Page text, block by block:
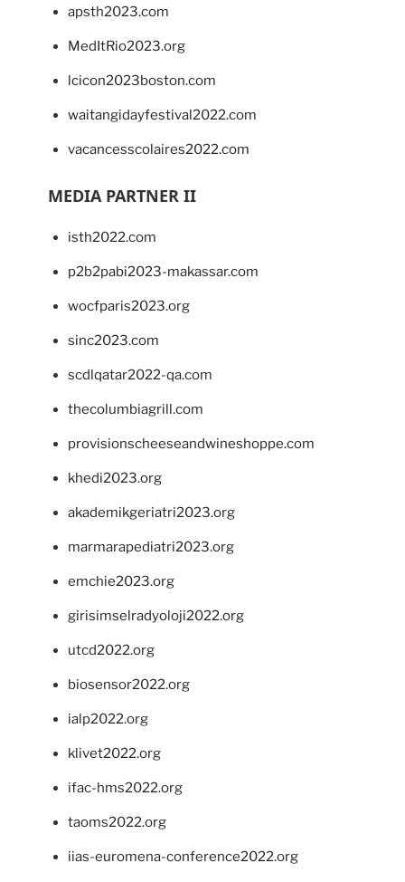
apsth2023.com
MedItRio2023.org
lcicon2023boston.com
waitangidayfestival2022.com
vacancesscolaires2022.com
MEDIA PARTNER II
isth2022.com
p2b2pabi2023-makassar.com
wocfparis2023.org
sinc2023.com
scdlqatar2022-qa.com
thecolumbiagrill.com
provisionscheeseandwineshoppe.com
khedi2023.org
akademikgeriatri2023.org
marmarapediatri2023.org
emchie2023.org
girisimselradyoloji2022.org
utcd2022.org
biosensor2022.org
ialp2022.org
klivet2022.org
ifac-hms2022.org
taoms2022.org
iias-euromena-conference2022.org